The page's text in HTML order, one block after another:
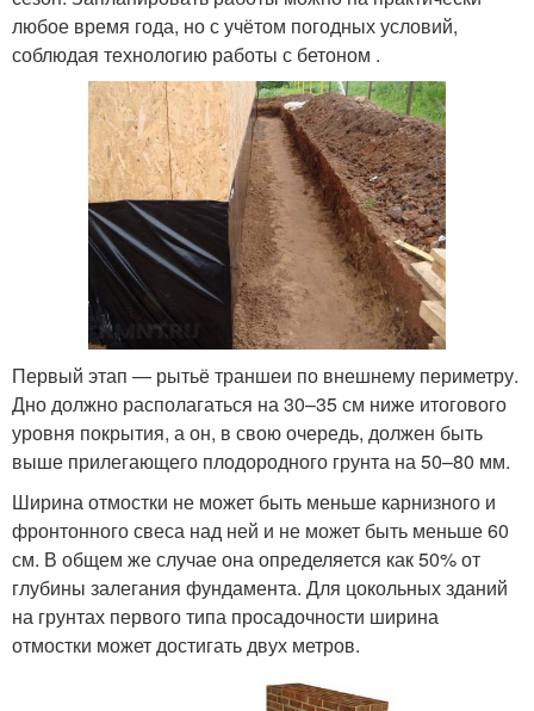
любое время года, но с учётом погодных условий,
соблюдая технологию работы с бетоном .
Первый этап — рытьё траншеи по внешнему периметру.
Дно должно располагаться на 30–35 см ниже итогового
уровня покрытия, а он, в свою очередь, должен быть
выше прилегающего плодородного грунта на 50–80 мм.
Ширина отмостки не может быть меньше карнизного и
фронтонного свеса над ней и не может быть меньше 60
см. В общем же случае она определяется как 50% от
глубины залегания фундамента. Для цокольных зданий
на грунтах первого типа просадочности ширина
отмостки может достигать двух метров.